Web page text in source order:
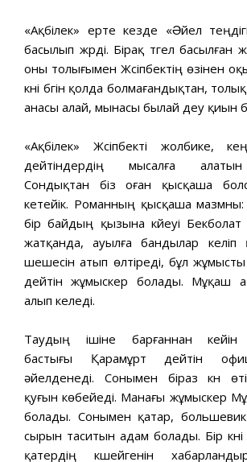
«Ақбілек» ерте кезде «Əйел
басылып жүрді. Бірақ түгел басылған
оны толығымен Жүсіпбектің өзінен
күні бүгін қолда болмағандықтан,
анасы алай, мынасы былай деу қиын
«Ақбілек» Жүсіпбекті жолбике,
дейтіндердің мысалға
Сондықтан біз оған қысқаша
кетейік. Романның қысқаша мазмүны:
бір байдың қызына күйеуі
жатқанда, ауылға бандылар келіп
шешесін атып өлтіреді, бұл
дейтін жұмыскер болады. Мұқаш
алып келеді.
Таудың ішіне барғаннан кейін
бастығы Қарамұрт дейтін
əйелденеді. Сонымен біраз күн
қуғын көбейеді. Манағы жұмыскер
болады. Сонымен қатар,
сырын таситын адам болады. Бір
қатердің күшейгенін